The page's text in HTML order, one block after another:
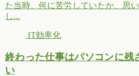
た当時、何に苦労していたか、思
し...
IT効率化
終わった仕事はパソコンに残
い